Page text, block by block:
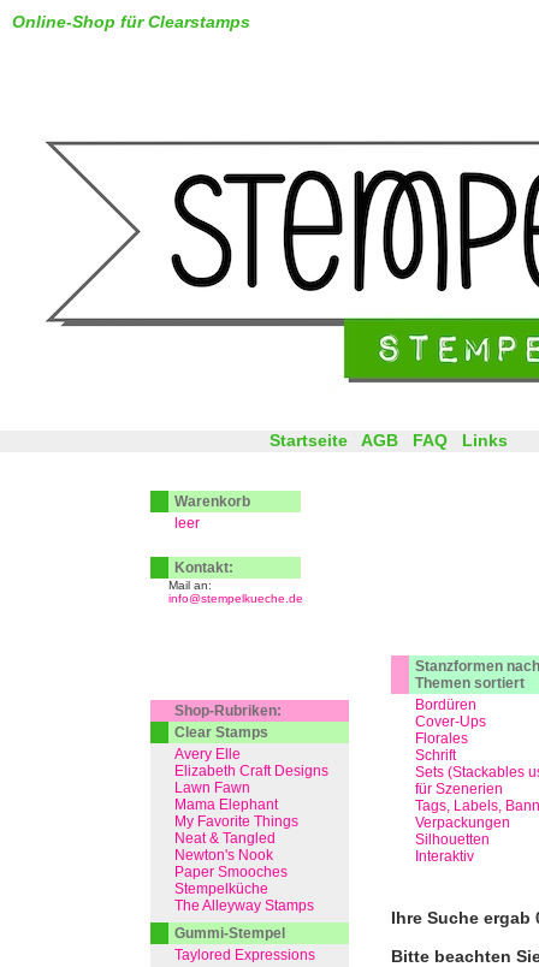
Online-Shop für Clearstamps
Stanzformen nach
Themen sortiert
Bordüren
Cover-Ups
Florales
Schrift
Sets (Stackables
für Szenerien
Tags, Labels,
Verpackungen
Silhouetten
Interaktiv
Ihre Suche ergab
Bitte beachten
Startseite AGB FAQ Links
Warenkorb
leer
Kontakt:
Mail an:
info@stempelkueche.de
Shop-Rubriken:
Clear Stamps
Avery Elle
Elizabeth Craft Designs
Lawn Fawn
Mama Elephant
My Favorite Things
Neat & Tangled
Newton's Nook
Paper Smooches
Stempelküche
The Alleyway Stamps
Gummi-Stempel
Taylored Expressions